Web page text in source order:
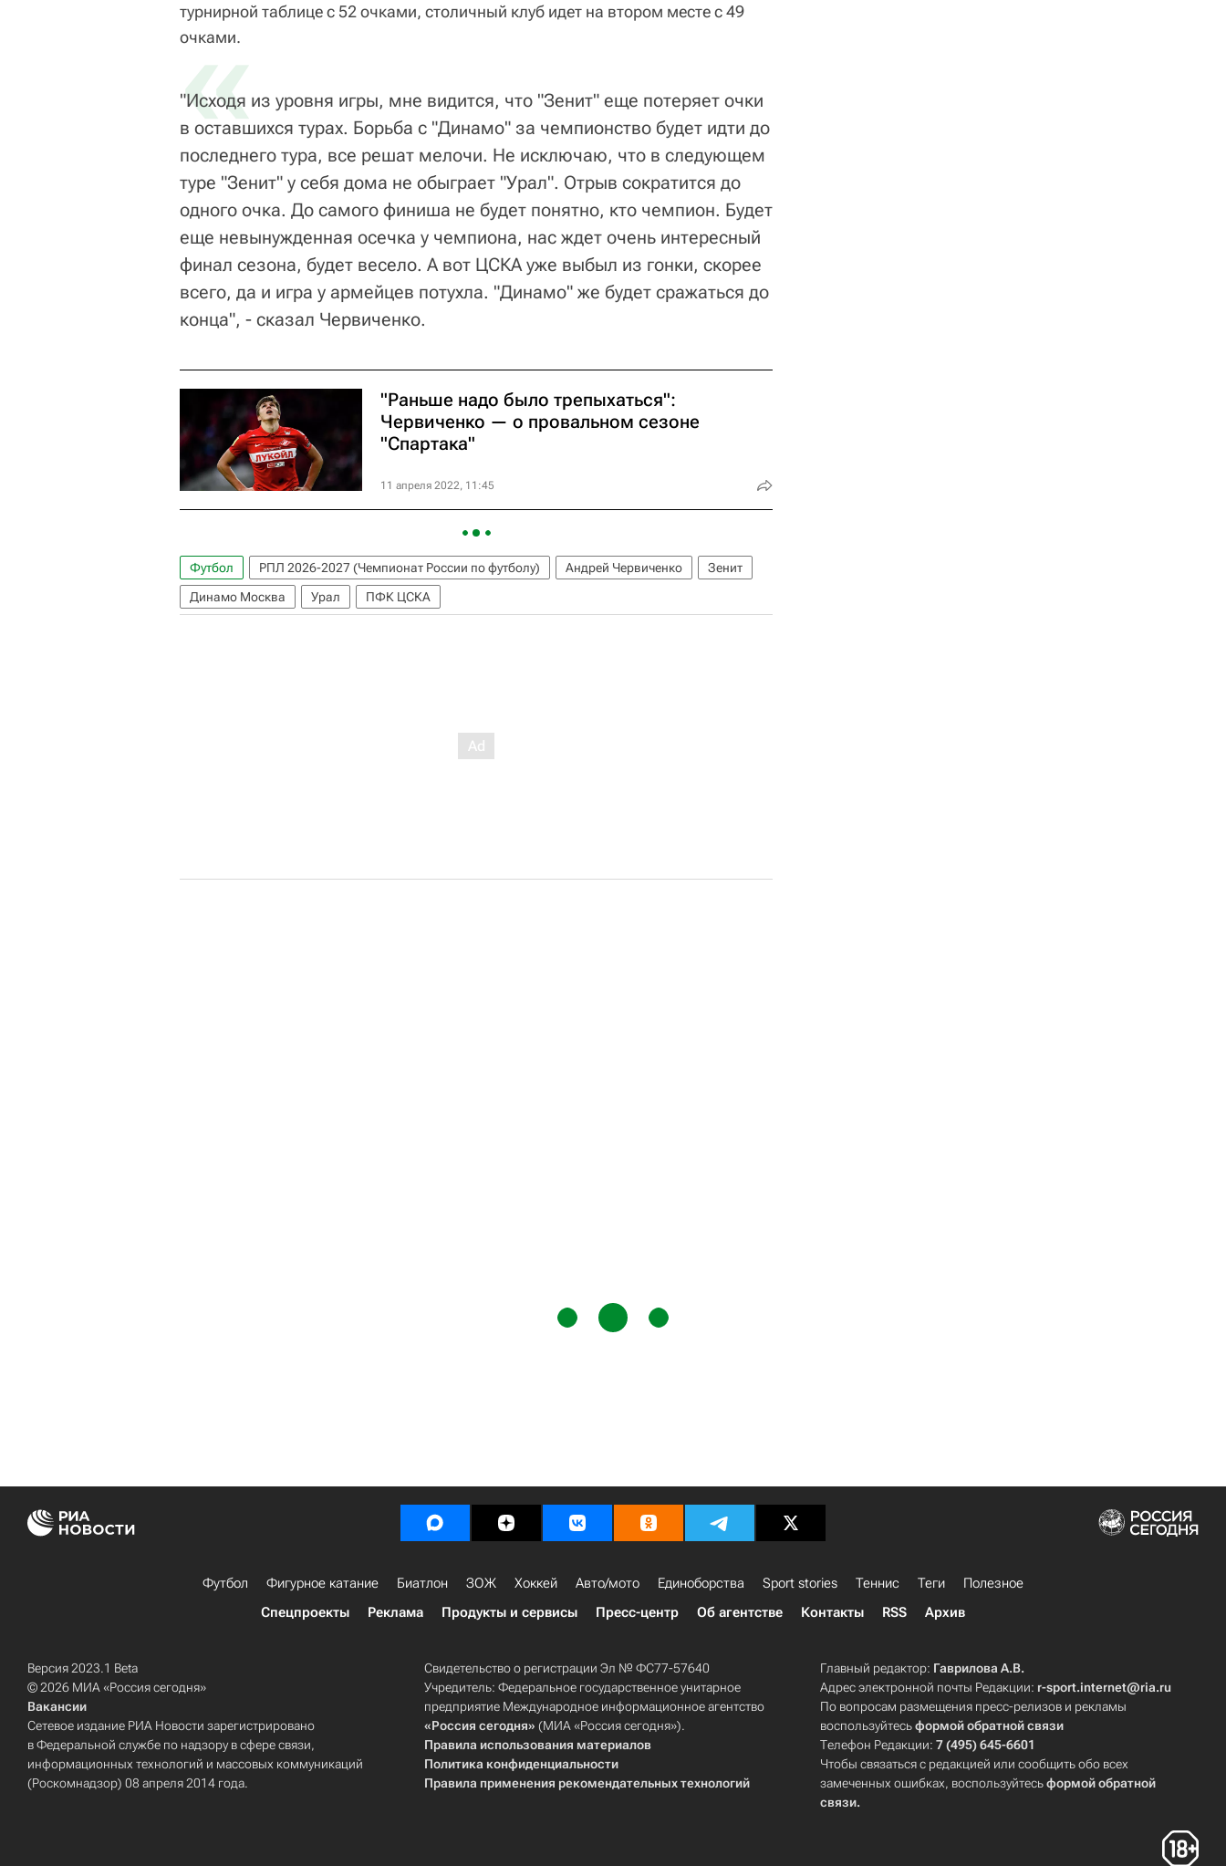
турнирной таблице с 52 очками, столичный клуб идет на втором месте с 49
очками.
«
"Исходя из уровня игры, мне видится, что "Зенит" еще потеряет очки
в оставшихся турах. Борьба с "Динамо" за чемпионство будет идти до
последнего тура, все решат мелочи. Не исключаю, что в следующем
туре "Зенит" у себя дома не обыграет "Урал". Отрыв сократится до
одного очка. До самого финиша не будет понятно, кто чемпион. Будет
еще невынужденная осечка у чемпиона, нас ждет очень интересный
финал сезона, будет весело. А вот ЦСКА уже выбыл из гонки, скорее
всего, да и игра у армейцев потухла. "Динамо" же будет сражаться до
конца", - сказал Червиченко.
"Раньше надо было трепыхаться":
Червиченко — о провальном сезоне
"Спартака"
11 апреля 2022, 11:45
Футбол РПЛ 2026-2027 (Чемпионат России по футболу) Андрей Червиченко
Зенит
Динамо Москва
Урал ПФК ЦСКА
Футбол Фигурное катание Биатлон ЗОЖ Хоккей Авто/мото Единоборства Sport stories Теннис Теги
Полезное
Спецпроекты
Реклама Продукты и сервисы Пресс-центр Об агентстве Контакты RSS Архив
Версия 2023.1 Beta
© 2026 МИА «Россия сегодня»
Вакансии
Сетевое издание РИА Новости зарегистрировано
в Федеральной службе по надзору в сфере связи,
информационных технологий и массовых коммуникаций
(Роскомнадзор) 08 апреля 2014 года.
Свидетельство о регистрации Эл № ФС77-57640
Учредитель: Федеральное государственное унитарное
предприятие Международное информационное агентство
«Россия сегодня» (МИА «Россия сегодня»).
Правила использования материалов
Политика конфиденциальности
Правила применения рекомендательных технологий
Главный редактор: Гаврилова А.В.
Адрес электронной почты Редакции: r-sport.internet@ria.ru
По вопросам размещения пресс-релизов и рекламы
воспользуйтесьформой обратной связи
Телефон Редакции:7 (495) 645-6601
Чтобы связаться с редакцией или сообщить обо всех
замеченных ошибках, воспользуйтесьформой обратной
связи.